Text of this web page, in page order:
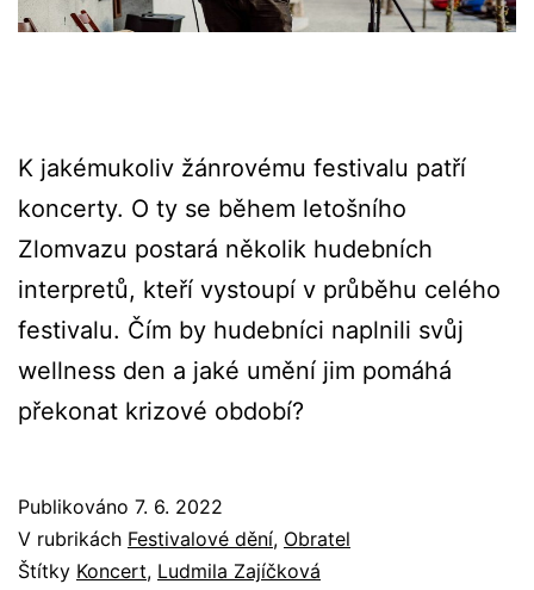
K jakémukoliv žánrovému festivalu patří
koncerty. O ty se během letošního
Zlomvazu postará několik hudebních
interpretů, kteří vystoupí v průběhu celého
festivalu. Čím by hudebníci naplnili svůj
wellness den a jaké umění jim pomáhá
překonat krizové období?
Publikováno 7. 6. 2022
V rubrikách Festivalové dění, Obratel
Štítky Koncert, Ludmila Zajíčková